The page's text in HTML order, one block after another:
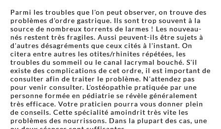
Parmi les troubles que l'on peut observer, on trouve des
problèmes d'ordre gastrique. Ils sont trop souvent à la
source de nombreux torrents de larmes ! Les nouveau-
nés restent très fragiles. Aussi peuvent-ils être sujets à
d'autres désagréments que ceux cités à l'instant. On
citera entre autres les otites/rhinites répétées, les
troubles du sommeil ou le canal lacrymal bouché. S'il
existe des complications de cet ordre, il est important de
consulter afin de traiter le problème. N'attendez pas
pour venir consulter. L'ostéopathie pratiquée par une
personne formée en pédiatrie se révèle généralement
très efficace. Votre praticien pourra vous donner plein
de conseils. Cette spécialité amoindrit très vite les
problèmes des nourrissons. Dans la plupart des cas, une